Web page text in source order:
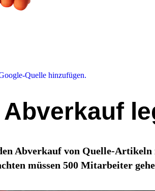
Quelle hinzufügen.
Abverkauf von Quelle-
müssen 500 Mitarbeiter